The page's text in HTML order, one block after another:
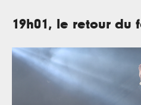
19h01, le retour du